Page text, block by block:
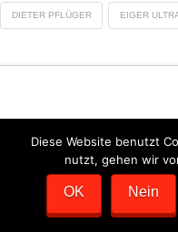
DIETER PFLÜGER EIGER
Diese Website benutzt
nutzt, gehen wir
OK Nein